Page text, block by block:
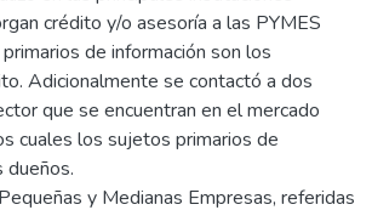
crédito y/o asesoría a las PYMES
de información son los
Adicionalmente se contactó a dos
que se encuentran en el mercado
cuales los sujetos primarios de
dueños.
y Medianas Empresas, referidas